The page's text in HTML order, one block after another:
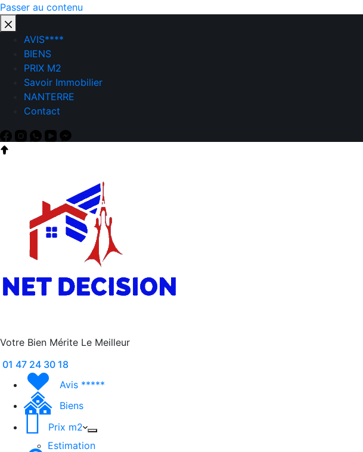
Passer au contenu
AVIS****
BIENS
PRIX M2
Savoir Immobilier
NANTERRE
Contact
Votre Bien Mérite Le Meilleur
01 47 24 30 18
Avis *****
Biens
Prix m2
Estimation